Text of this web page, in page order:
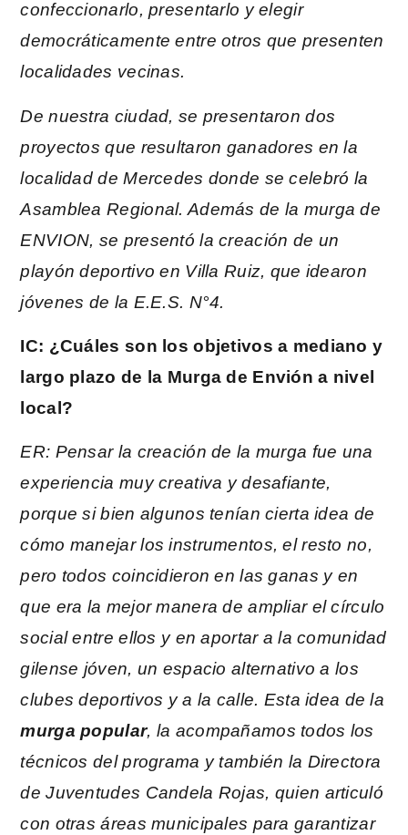
confeccionarlo, presentarlo y elegir
democráticamente entre otros que presenten
localidades vecinas.
De nuestra ciudad, se presentaron dos
proyectos que resultaron ganadores en la
localidad de Mercedes donde se celebró la
Asamblea Regional. Además de la murga de
ENVION, se presentó la creación de un
playón deportivo en Villa Ruiz, que idearon
jóvenes de la E.E.S. N°4.
IC: ¿Cuáles son los objetivos a mediano y
largo plazo de la Murga de Envión a nivel
local?
ER: Pensar la creación de la murga fue una
experiencia muy creativa y desafiante,
porque si bien algunos tenían cierta idea de
cómo manejar los instrumentos, el resto no,
pero todos coincidieron en las ganas y en
que era la mejor manera de ampliar el círculo
social entre ellos y en aportar a la comunidad
gilense jóven, un espacio alternativo a los
clubes deportivos y a la calle. Esta idea de la
murga popular, la acompañamos todos los
técnicos del programa y también la Directora
de Juventudes Candela Rojas, quien articuló
con otras áreas municipales para garantizar